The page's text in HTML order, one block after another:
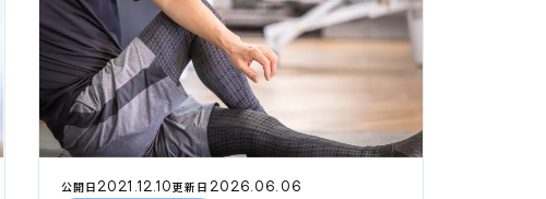
公開日2021.12.10更新日 2026.06.06